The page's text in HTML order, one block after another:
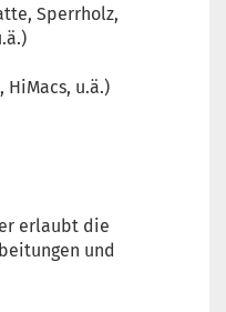
Sperrholz,
HiMacs, u.ä.)
erlaubt die
und